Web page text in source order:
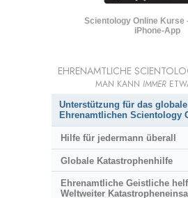
Scientology Online Kurse
iPhone-App
EHRENAMTLICHE
MAN KANN IMMER
Unterstützung für das
Ehrenamtlichen Scientology
Hilfe für jedermann überall
Globale Katastrophenhilfe
Ehrenamtliche Geistliche
Weltweiter